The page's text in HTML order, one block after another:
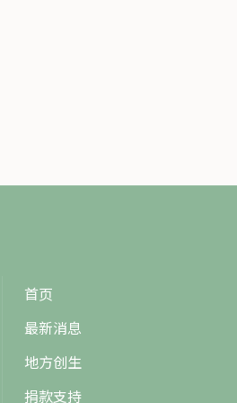
首页
最新消息
地方创生
捐款支持